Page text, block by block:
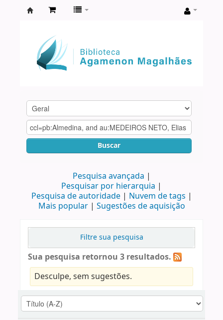
Agamenon
Magalhães
Buscar
Pesquisa avançada
Pesquisar por hierarquia
Pesquisa de autoridade
Nuvem de tags
Mais popular
Sugestões de aquisição
Filtre sua pesquisa
Sua pesquisa retornou 3 resultados.
Desculpe, sem sugestões.